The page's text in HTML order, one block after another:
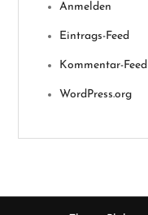
Anmelden
Eintrags-Feed
Kommentar-Feed
WordPress.org